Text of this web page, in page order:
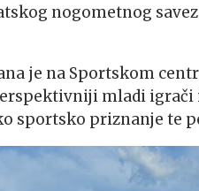
nogometnog
je na Sportskom
mladi igrači
sportsko priznanje te